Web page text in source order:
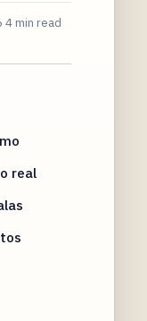
4 min read
real